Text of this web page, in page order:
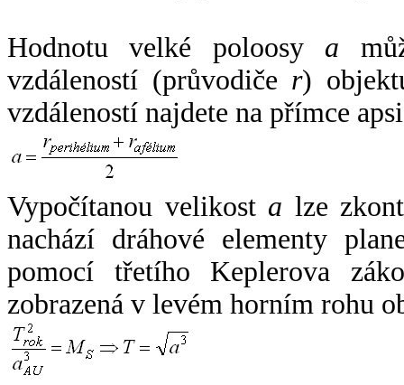
Hodnotu velké poloosy a
vzdáleností (průvodiče r)
vzdáleností najdete na přímce
Vypočítanou velikost a lze
nachází dráhové elementy
pomocí třetího Keplerova
zobrazená v levém horním rohu